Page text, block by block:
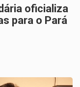
oficializa
para o Pará